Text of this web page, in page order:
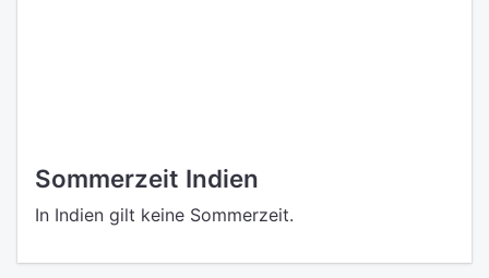
Sommerzeit Indien
In Indien gilt keine Sommerzeit.